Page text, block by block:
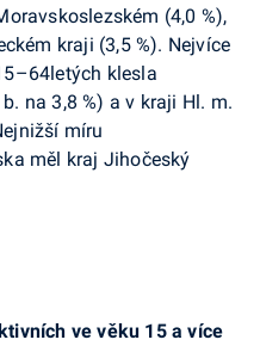
(4,0 %),
kraji (3,5 %). Nejvíce
klesla
na 3,8 %) a v kraji Hl. m.
míru
měl kraj Jihočeský
ve věku 15 a více